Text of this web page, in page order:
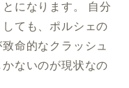
になります。 自分
ても、ポルシェの
命的なクラッシュ
ないのが現状なの